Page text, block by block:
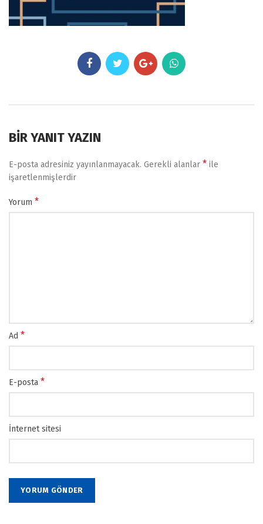
BIR YANIT YAZIN
E-posta adresiniz yayınlanmayacak. Gerekli alanlar * ile
işaretlenmişlerdir
Yorum *
Ad *
E-posta *
İnternet sitesi